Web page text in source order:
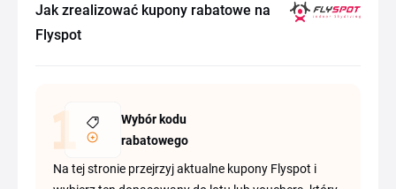
Jak zrealizować kupony rabatowe na
Flyspot
Wybór kodu
rabatowego
Na tej stronie przejrzyj aktualne kupony Flyspot i